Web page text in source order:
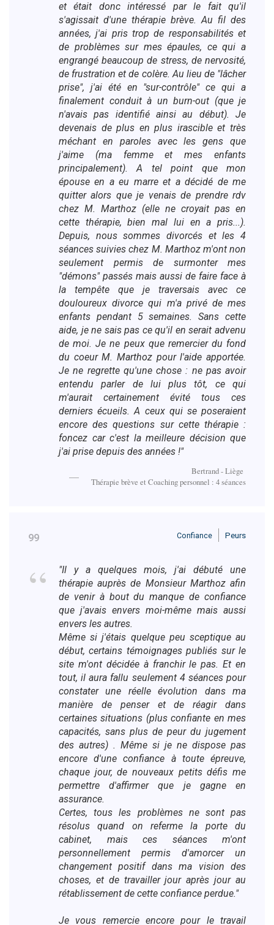
et était donc intéressé par le fait qu'il
s'agissait d'une thérapie brève. Au fil des
années, j'ai pris trop de responsabilités et
de problèmes sur mes épaules, ce qui a
engrangé beaucoup de stress, de nervosité,
de frustration et de colère. Au lieu de "lâcher
prise", j'ai été en "sur-contrôle" ce qui a
finalement conduit à un burn-out (que je
n'avais pas identifié ainsi au début). Je
devenais de plus en plus irascible et très
méchant en paroles avec les gens que
j'aime (ma femme et mes enfants
principalement). A tel point que mon
épouse en a eu marre et a décidé de me
quitter alors que je venais de prendre rdv
chez M. Marthoz (elle ne croyait pas en
cette thérapie, bien mal lui en a pris...).
Depuis, nous sommes divorcés et les 4
séances suivies chez M. Marthoz m'ont non
seulement permis de surmonter mes
"démons" passés mais aussi de faire face à
la tempête que je traversais avec ce
douloureux divorce qui m'a privé de mes
enfants pendant 5 semaines. Sans cette
aide, je ne sais pas ce qu'il en serait advenu
de moi. Je ne peux que remercier du fond
du coeur M. Marthoz pour l'aide apportée.
Je ne regrette qu'une chose : ne pas avoir
entendu parler de lui plus tôt, ce qui
m'aurait certainement évité tous ces
derniers écueils. A ceux qui se poseraient
encore des questions sur cette thérapie :
foncez car c'est la meilleure décision que
j'ai prise depuis des années !"
Bertrand - Liège
Thérapie brève et Coaching personnel : 4 séances
99 Confiance Peurs
"Il y a quelques mois, j'ai débuté une
thérapie auprès de Monsieur Marthoz afin
de venir à bout du manque de confiance
que j'avais envers moi-même mais aussi
envers les autres.
Même si j'étais quelque peu sceptique au
début, certains témoignages publiés sur le
site m'ont décidée à franchir le pas. Et en
tout, il aura fallu seulement 4 séances pour
constater une réelle évolution dans ma
manière de penser et de réagir dans
certaines situations (plus confiante en mes
capacités, sans plus de peur du jugement
des autres) . Même si je ne dispose pas
encore d'une confiance à toute épreuve,
chaque jour, de nouveaux petits défis me
permettre d'affirmer que je gagne en
assurance.
Certes, tous les problèmes ne sont pas
résolus quand on referme la porte du
cabinet, mais ces séances m'ont
personnellement permis d'amorcer un
changement positif dans ma vision des
choses, et de travailler jour après jour au
rétablissement de cette confiance perdue."
Je vous remercie encore pour le travail